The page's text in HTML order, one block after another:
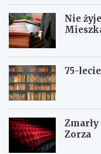
Nie
75-
Zorza